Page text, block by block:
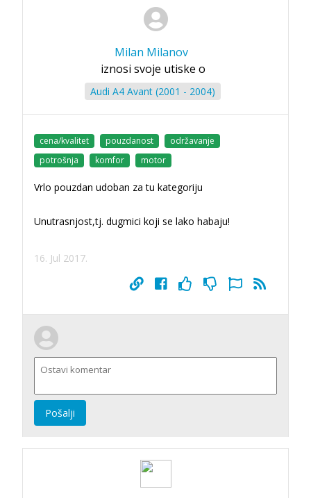
Milan Milanov
iznosi svoje utiske o
Audi A4 Avant (2001 - 2004)
cena/kvalitet pouzdanost
održavanje
potrošnja
komfor motor
Vrlo pouzdan udoban za tu kategoriju
Unutrasnjost,tj. dugmici koji se lako habaju!
16. Jul 2017.
Pošalji